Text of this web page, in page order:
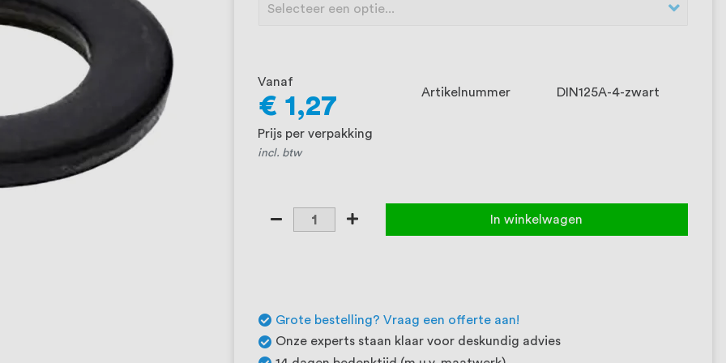
Vanaf
€ 1,27
Prijs per verpakking
incl. btw
Artikelnummer DIN125A-4-zwart
In winkelwagen
Grote bestelling? Vraag een offerte aan!
Onze experts staan klaar voor deskundig advies